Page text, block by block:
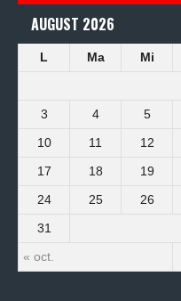
AUGUST 2026
L Ma Mi
« oct.
3
4 5
10
11 12
17
18 19
24
25 26
31